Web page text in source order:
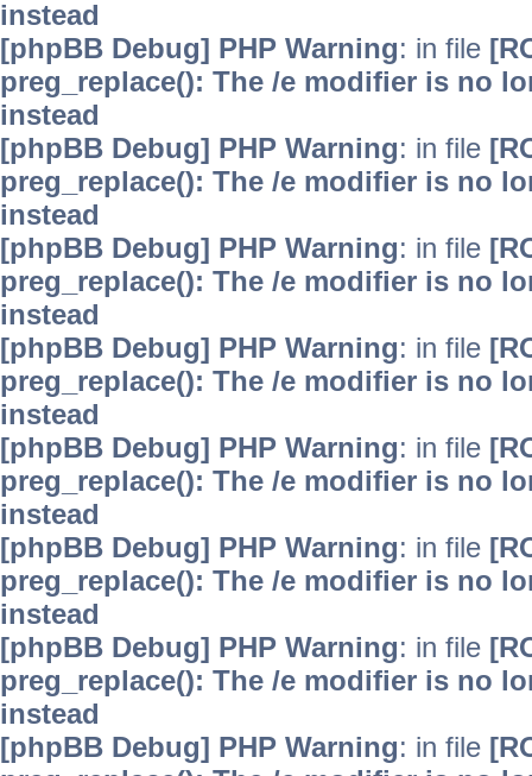
instead
[phpBB Debug] PHP Warning: in file
preg_replace(): The /e modifier is no
instead
[phpBB Debug] PHP Warning: in file
preg_replace(): The /e modifier is no
instead
[phpBB Debug] PHP Warning: in file
preg_replace(): The /e modifier is no
instead
[phpBB Debug] PHP Warning: in file
preg_replace(): The /e modifier is no
instead
[phpBB Debug] PHP Warning: in file
preg_replace(): The /e modifier is no
instead
[phpBB Debug] PHP Warning: in file
preg_replace(): The /e modifier is no
instead
[phpBB Debug] PHP Warning: in file
preg_replace(): The /e modifier is no
instead
[phpBB Debug] PHP Warning: in file